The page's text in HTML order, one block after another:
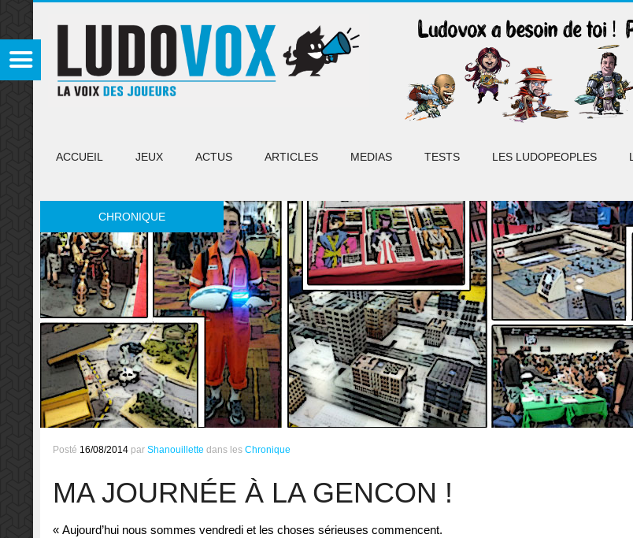
ACCUEIL JEUX ACTUS ARTICLES MEDIAS TESTS LES LUDOPEOPLES
CHRONIQUE
Posté 16/08/2014 par Shanouillette dans les Chronique
MA JOURNÉE À LA GENCON !
« Aujourd’hui nous sommes vendredi et les choses sérieuses commencent.